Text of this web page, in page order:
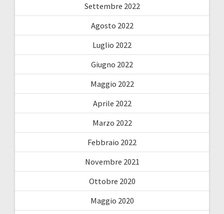
Settembre 2022
Agosto 2022
Luglio 2022
Giugno 2022
Maggio 2022
Aprile 2022
Marzo 2022
Febbraio 2022
Novembre 2021
Ottobre 2020
Maggio 2020